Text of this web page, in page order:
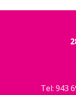
Tel: 943